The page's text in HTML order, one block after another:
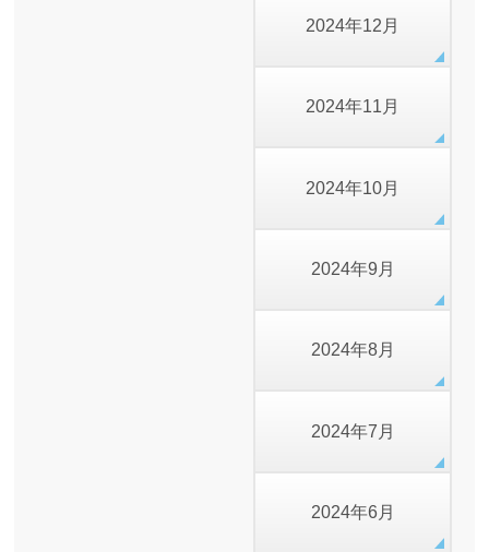
2024年12月
2024年11月
2024年10月
2024年9月
2024年8月
2024年7月
2024年6月